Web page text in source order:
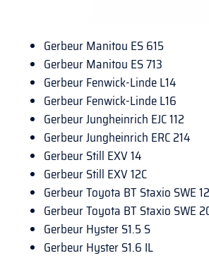
Gerbeur Manitou ES 615
Gerbeur Manitou ES 713
Gerbeur Fenwick-Linde L14
Gerbeur Fenwick-Linde L16
Gerbeur Jungheinrich EJC 112
Gerbeur Jungheinrich ERC 214
Gerbeur Still EXV 14
Gerbeur Still EXV 12C
Gerbeur Toyota BT Staxio SWE
Gerbeur Toyota BT Staxio SWE
Gerbeur Hyster S1.5 S
Gerbeur Hyster S1.6 IL